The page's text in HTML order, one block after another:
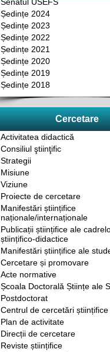
Ședințe 2024
Ședințe 2023
Ședințe 2022
Ședințe 2021
Ședințe 2020
Ședințe 2019
Ședințe 2018
Cercetare
Activitatea didactică
Consiliul ştiinţific
Strategii
Misiune
Viziune
Proiecte de cercetare
Manifestări științifice
naționale/internaționale
Publicații științifice ale
științifico-didactice
Manifestări științifice ale
Cercetare și promovare
Acte normative
Școala Doctorală Științe ale
Postdoctorat
Centrul de cercetări științifice
Plan de activitate
Direcții de cercetare
Reviste științifice